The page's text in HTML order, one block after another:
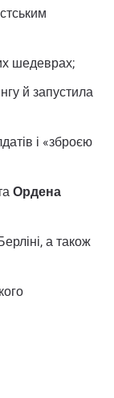
шедеврах;
й запустила
і «зброєю
Ордена
а також